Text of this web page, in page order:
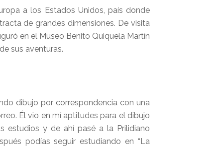
a los Estados Unidos, país donde
de grandes dimensiones. De visita
en el Museo Benito Quiquela Martín
sus aventuras.
dibujo por correspondencia con una
Él vio en mí aptitudes para el dibujo
estudios y de ahí pasé a la Prilidiano
podías seguir estudiando en “La